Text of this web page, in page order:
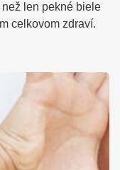
len pekné biele
celkovom zdraví.